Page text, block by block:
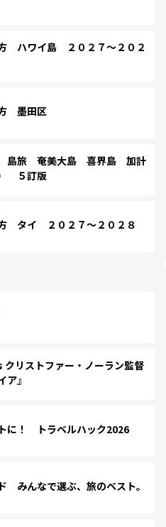
ハワイ島 ２０２７～２０２
墨田区
島旅 奄美大島 喜界島 加計
５訂版
タイ ２０２７～２０２８
リストファー・ノーラン監督
』
に！ トラベルハック2026
みんなで選ぶ、旅のベスト。